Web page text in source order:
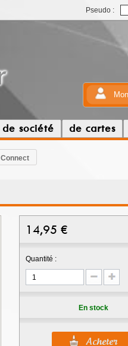
Pseudo :
de société de cartes
14,95 €
Quantité :
En stock